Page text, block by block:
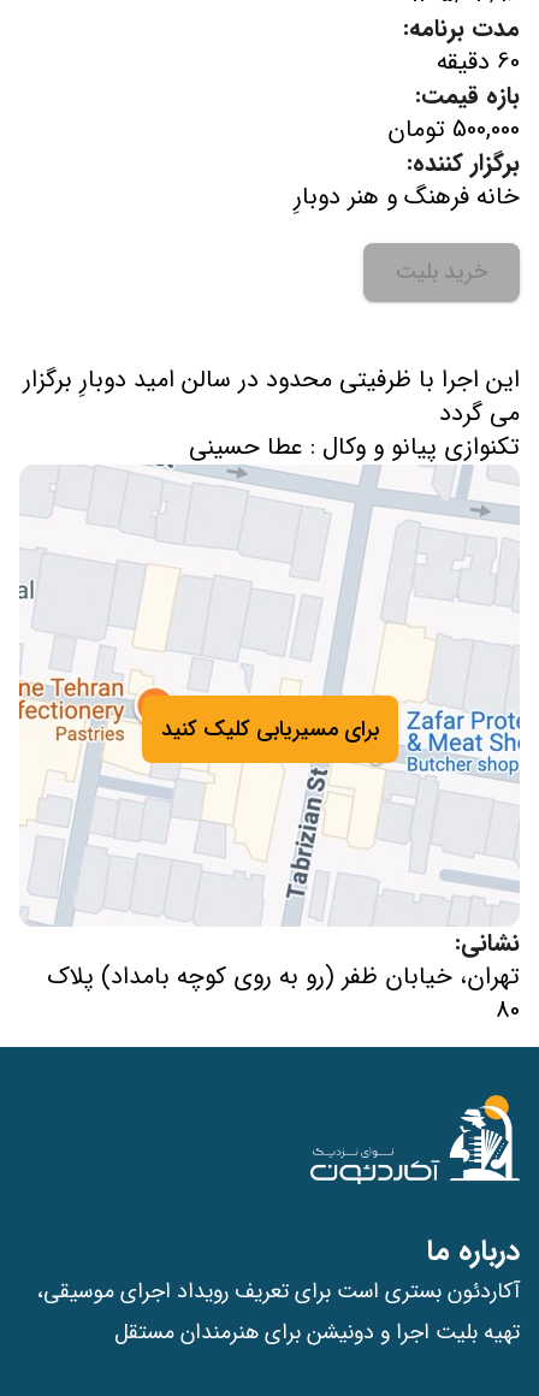
مدت برنامه:
60 دقیقه
بازه قیمت:
500,000 تومان
برگزار کننده:
خانه فرهنگ و هنر دوبارِ
خرید بلیت
این اجرا با ظرفیتی محدود در سالن امید دوبارِ برگزار
تکنوازی پیانو و وکال : عطا حسینی
برای مسیریابی کلیک کنید
نشانی:
تهران، خیابان ظفر (رو به روی کوچه بامداد) پلاک
80
درباره ما
آکاردئون بستری است برای تعریف رویداد اجرای موسیقی،
تهیه بلیت اجرا و دونیشن برای هنرمندان مستقل